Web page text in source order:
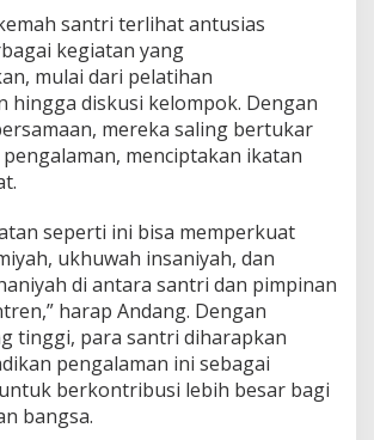
santri terlihat antusias
kegiatan yang
mulai dari pelatihan
hingga diskusi kelompok. Dengan
mereka saling bertukar
menciptakan ikatan
seperti ini bisa memperkuat
ukhuwah insaniyah, dan
di antara santri dan pimpinan
harap Andang. Dengan
tinggi, para santri diharapkan
pengalaman ini sebagai
berkontribusi lebih besar bagi
bangsa.